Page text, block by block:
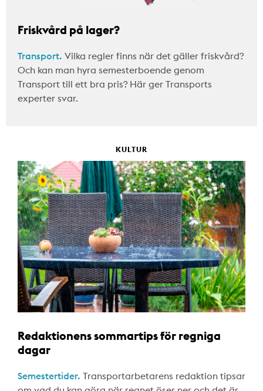
Friskvård på lager?
Transport. Vilka regler finns när det gäller friskvård?
Och kan man hyra semesterboende genom
Transport till ett bra pris? Här ger Transports
experter svar.
KULTUR
Redaktionens sommartips för regniga
dagar
Semestertider. Transportarbetarens redaktion tipsar